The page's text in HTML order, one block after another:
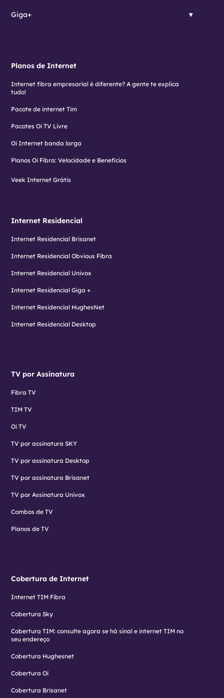
Giga+
Planos de Internet
Internet fibra empresarial é diferente? A gente te explica
tudo!
Pacote de internet Tim
Pacotes Oi TV Livre
Oi Internet banda larga
Planos Oi Fibra: Velocidade e Benefícios
Veek Internet Grátis
Internet Residencial
Internet Residencial Brisanet
Internet Residencial Obvious Fibra
Internet Residencial Univox
Internet Residencial Giga +
Internet Residencial HughesNet
Internet Residencial Desktop
TV por Assinatura
Fibra TV
TIM TV
Oi TV
TV por assinatura SKY
TV por assinatura Desktop
TV por assinatura Brisanet
TV por Assinatura Univox
Combos de TV
Planos de TV
Cobertura de Internet
Internet TIM Fibra
Cobertura Sky
Cobertura TIM: consulte agora se há sinal e internet TIM no
seu endereço
Cobertura Hughesnet
Cobertura Oi
Cobertura Brisanet